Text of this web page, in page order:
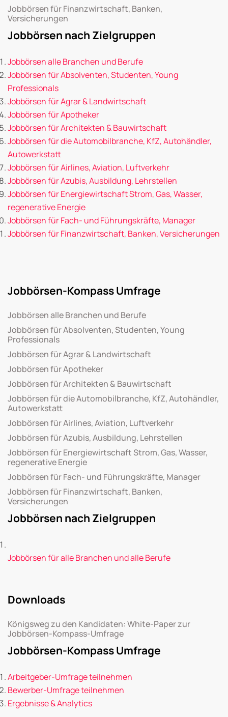
Jobbörsen für Finanzwirtschaft, Banken,
Versicherungen
Jobbörsen nach Zielgruppen
Jobbörsen alle Branchen und Berufe
Jobbörsen für Absolventen, Studenten, Young
Professionals
Jobbörsen für Agrar & Landwirtschaft
Jobbörsen für Apotheker
Jobbörsen für Architekten & Bauwirtschaft
Jobbörsen für die Automobilbranche, KfZ, Autohändler,
Autowerkstatt
Jobbörsen für Airlines, Aviation, Luftverkehr
Jobbörsen für Azubis, Ausbildung, Lehrstellen
Jobbörsen für Energiewirtschaft Strom, Gas, Wasser,
regenerative Energie
Jobbörsen für Fach- und Führungskräfte, Manager
Jobbörsen für Finanzwirtschaft, Banken, Versicherungen
Jobbörsen-Kompass Umfrage
Jobbörsen alle Branchen und Berufe
Jobbörsen für Absolventen, Studenten, Young
Professionals
Jobbörsen für Agrar & Landwirtschaft
Jobbörsen für Apotheker
Jobbörsen für Architekten & Bauwirtschaft
Jobbörsen für die Automobilbranche, KfZ, Autohändler,
Autowerkstatt
Jobbörsen für Airlines, Aviation, Luftverkehr
Jobbörsen für Azubis, Ausbildung, Lehrstellen
Jobbörsen für Energiewirtschaft Strom, Gas, Wasser,
regenerative Energie
Jobbörsen für Fach- und Führungskräfte, Manager
Jobbörsen für Finanzwirtschaft, Banken,
Versicherungen
Jobbörsen nach Zielgruppen
Jobbörsen für alle Branchen und alle Berufe
Downloads
Königsweg zu den Kandidaten: White-Paper zur
Jobbörsen-Kompass-Umfrage
Jobbörsen-Kompass Umfrage
Arbeitgeber-Umfrage teilnehmen
Bewerber-Umfrage teilnehmen
Ergebnisse & Analytics